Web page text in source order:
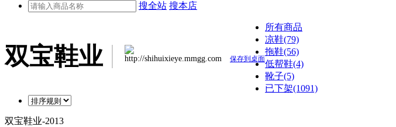
搜全站 搜本店
双宝鞋业 http://shihuixieye.mmgg.com 保存到桌面
所有商品
凉鞋(79)
拖鞋(56)
低帮鞋(4)
靴子(5)
已下架(1091)
双宝鞋业-2013